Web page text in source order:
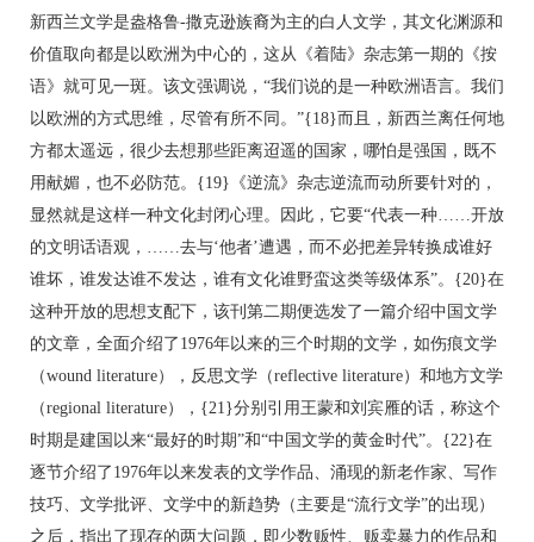
新西兰文学是盎格鲁-撒克逊族裔为主的白人文学，其文化渊源和
价值取向都是以欧洲为中心的，这从《着陆》杂志第一期的《按
语》就可见一斑。该文强调说，“我们说的是一种欧洲语言。我们
以欧洲的方式思维，尽管有所不同。”{18}而且，新西兰离任何地
方都太遥远，很少去想那些距离迢遥的国家，哪怕是强国，既不
用献媚，也不必防范。{19}《逆流》杂志逆流而动所要针对的，
显然就是这样一种文化封闭心理。因此，它要“代表一种……开放
的文明话语观，……去与‘他者’遭遇，而不必把差异转换成谁好
谁坏，谁发达谁不发达，谁有文化谁野蛮这类等级体系”。{20}在
这种开放的思想支配下，该刊第二期便选发了一篇介绍中国文学
的文章，全面介绍了1976年以来的三个时期的文学，如伤痕文学
（wound literature），反思文学（reflective literature）和地方文学
（regional literature），{21}分别引用王蒙和刘宾雁的话，称这个
时期是建国以来“最好的时期”和“中国文学的黄金时代”。{22}在
逐节介绍了1976年以来发表的文学作品、涌现的新老作家、写作
技巧、文学批评、文学中的新趋势（主要是“流行文学”的出现）
之后，指出了现存的两大问题，即少数贩性、贩卖暴力的作品和